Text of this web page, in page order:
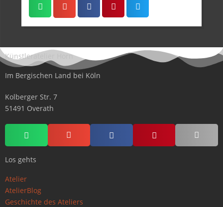
Künstleratelier Horn
Im Bergischen Land bei Köln
Kolberger Str. 7
51491 Overath
Los gehts
Atelier
AtelierBlog
Geschichte des Ateliers